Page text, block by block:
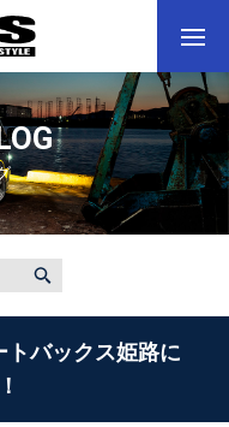
バックス姫路に